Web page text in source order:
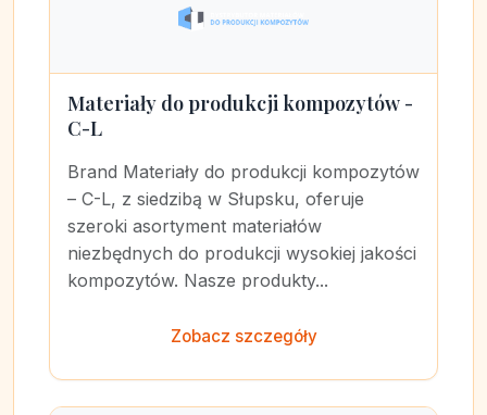
Materiały do produkcji kompozytów -
C-L
Brand Materiały do produkcji kompozytów
– C-L, z siedzibą w Słupsku, oferuje
szeroki asortyment materiałów
niezbędnych do produkcji wysokiej jakości
kompozytów. Nasze produkty...
Zobacz szczegóły